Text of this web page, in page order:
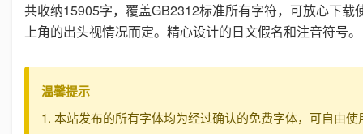
共收纳15905字，覆盖GB2312标准所有字符，可放心下
上角的出头视情况而定。精心设计的日文假名和注音符号。
温馨提示
1. 本站发布的所有字体均为经过确认的免费字体，可自由